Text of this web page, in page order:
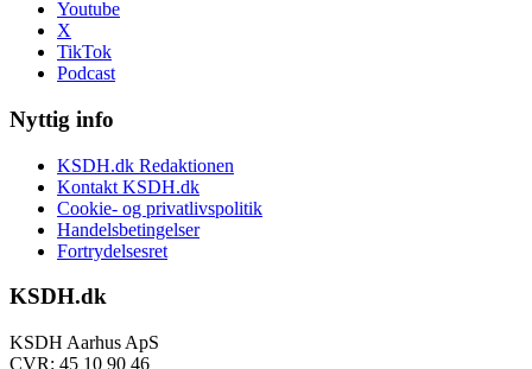
Youtube
X
TikTok
Podcast
Nyttig info
KSDH.dk Redaktionen
Kontakt KSDH.dk
Cookie- og privatlivspolitik
Handelsbetingelser
Fortrydelsesret
KSDH.dk
KSDH Aarhus ApS
CVR: 45 10 90 46